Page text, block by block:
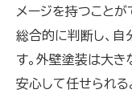
メージを持つことが
総合的に判断し、
す。外壁塗装は大き
安心して任せられる